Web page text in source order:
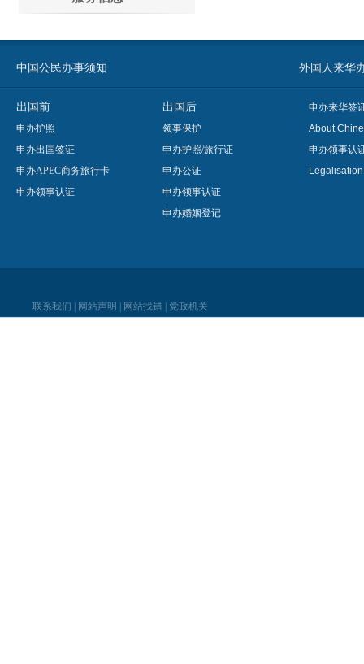
中国公民办事须知 外国人来华
出国前
申办护照
申办出国签证
申办APEC商务旅行卡
申办领事认证
出国后
领事保护
申办护照/旅行证
申办公证
申办领事认证
申办婚姻登记
申办来华签
About
申办领事认
联系我们 网站声明 网站找错 党政机关